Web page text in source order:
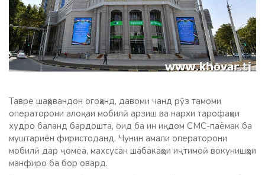
Тавре шаҳрвандон огоҳанд, давоми чанд рӯз тамоми
операторони алоқаи мобилӣ арзиш ва нархи тарофаҳои
худро баланд бардошта, оид ба ин иқдом СМС-паёмак ба
муштариён фиристоданд. Чунин амали операторони
мобилӣ дар ҷомеа, махсусан шабакаҳои иҷтимоӣ вокунишҳои
манфиро ба бор овард.